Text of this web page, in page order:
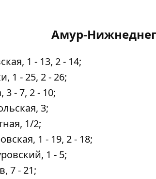
Амур-
1 - 13, 2 - 14;
1 - 25, 2 - 26;
3 - 7, 2 - 10;
3;
1/2;
1 - 19, 2 - 18;
1 - 5;
7 - 21;